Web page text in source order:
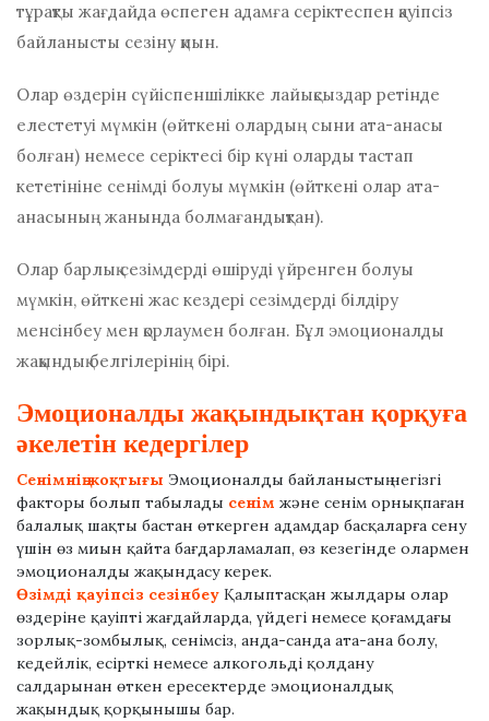
тұрақты жағдайда өспеген адамға серіктеспен қауіпсіз
байланысты сезіну қиын.
Олар өздерін сүйіспеншілікке лайықсыздар ретінде
елестетуі мүмкін (өйткені олардың сыни ата-анасы
болған) немесе серіктесі бір күні оларды тастап
кететініне сенімді болуы мүмкін (өйткені олар ата-
анасының жанында болмағандықтан).
Олар барлық сезімдерді өшіруді үйренген болуы
мүмкін, өйткені жас кездері сезімдерді білдіру
менсінбеу мен қорлаумен болған. Бұл эмоционалды
жақындық белгілерінің бірі.
Эмоционалды жақындықтан қорқуға
әкелетін кедергілер
Сенімнің жоқтығы Эмоционалды байланыстың негізгі
факторы болып табылады сенім және сенім орнықпаған
балалық шақты бастан өткерген адамдар басқаларға сену
үшін өз миын қайта бағдарламалап, өз кезегінде олармен
эмоционалды жақындасу керек.
Өзімді қауіпсіз сезінбеу Қалыптасқан жылдары олар
өздеріне қауіпті жағдайларда, үйдегі немесе қоғамдағы
зорлық-зомбылық, сенімсіз, анда-санда ата-ана болу,
кедейлік, есірткі немесе алкогольді қолдану
салдарынан өткен ересектерде эмоционалдық
жақындық қорқынышы бар.